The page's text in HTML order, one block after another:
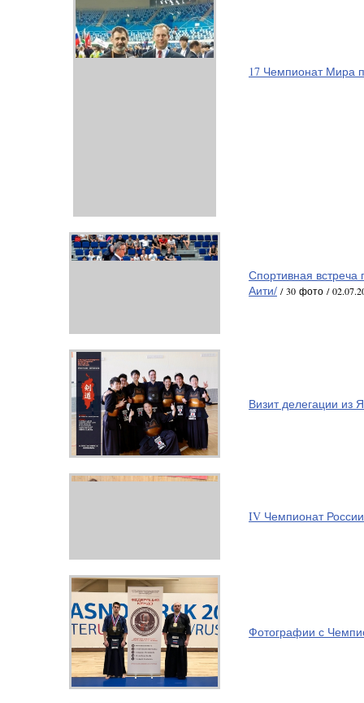
17 Чемпионат Мира
Спортивная
Аити/ / 30 фото /
Визит делегации из
IV Чемпионат
Фотографии с